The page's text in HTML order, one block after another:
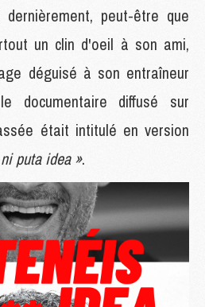
dernièrement, peut-être que
un clin d'oeil à son ami,
déguisé à son entraîneur
documentaire diffusé sur
était intitulé en version
puta idea ».